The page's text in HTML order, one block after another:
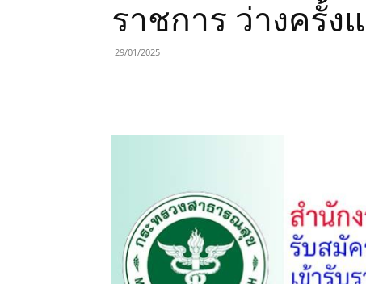
ราชการ ว่างครั้ง
29/01/2025